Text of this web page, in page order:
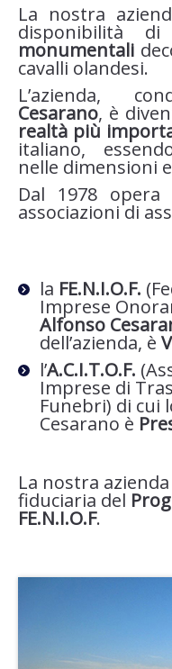
La nostra
disponibilità di
monumentali
cavalli olandesi.
L’azienda,
Cesarano, è
realtà più
italiano,
nelle dimensioni
Dal 1978
associazioni di
la FE.N.I.O.F.
Imprese
Alfonso
dell’azienda, è
l’A.C.I.T.O.F.
Imprese di
Funebri) di cui
Cesarano è
La nostra
fiduciaria del
FE.N.I.O.F.